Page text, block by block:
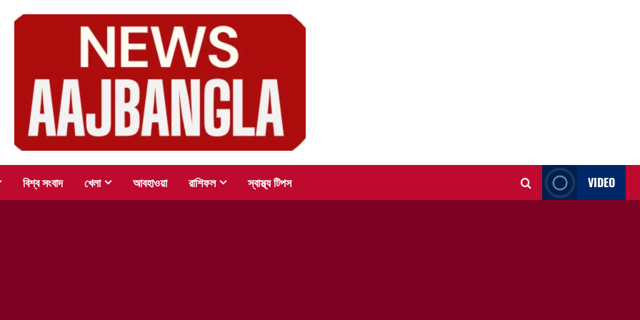
বিশ্ব সংবাদ খেলা আবহাওয়া রাশিফল স্বাস্থ্য টিপস VIDEO